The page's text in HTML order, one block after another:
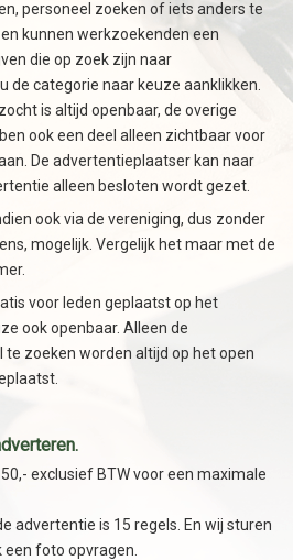
personeel zoeken of iets anders te
kunnen werkzoekenden een
die op zoek zijn naar
de categorie naar keuze aanklikken.
is altijd openbaar, de overige
ook een deel alleen zichtbaar voor
De advertentieplaatser kan naar
alleen besloten wordt gezet.
ook via de vereniging, dus zonder
mogelijk. Vergelijk het maar met de
voor leden geplaatst op het
ook openbaar. Alleen de
zoeken worden altijd op het open
exclusief BTW voor een maximale
advertentie is 15 regels. En wij sturen
foto opvragen.